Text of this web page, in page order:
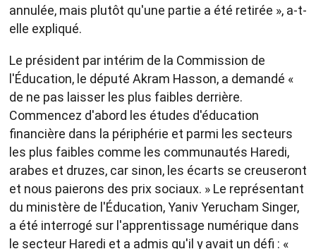
annulée, mais plutôt qu'une partie a été retirée », a-t-
elle expliqué.
Le président par intérim de la Commission de
l'Éducation, le député Akram Hasson, a demandé «
de ne pas laisser les plus faibles derrière.
Commencez d'abord les études d'éducation
financière dans la périphérie et parmi les secteurs
les plus faibles comme les communautés Haredi,
arabes et druzes, car sinon, les écarts se creuseront
et nous paierons des prix sociaux. » Le représentant
du ministère de l'Éducation, Yaniv Yerucham Singer,
a été interrogé sur l'apprentissage numérique dans
le secteur Haredi et a admis qu'il y avait un défi : «